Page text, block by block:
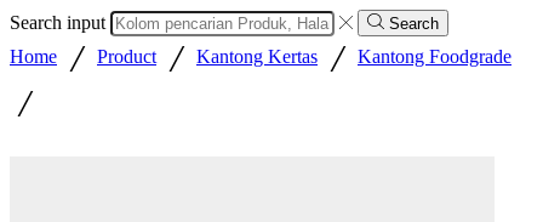
Search input Search
Home / Product / Kantong Kertas / Kantong Foodgrade
/